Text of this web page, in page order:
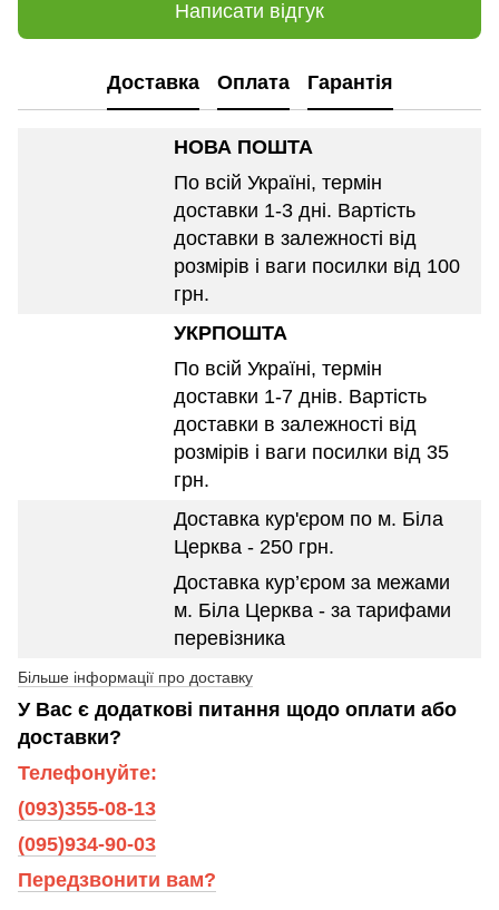
Написати відгук
Доставка Оплата Гарантія
НОВА ПОШТА
По всій Україні, термін
доставки 1-3 дні. Вартість
доставки в залежності від
розмірів і ваги посилки від 100
грн.
УКРПОШТА
По всій Україні, термін
доставки 1-7 днів. Вартість
доставки в залежності від
розмірів і ваги посилки від 35
грн.
Доставка кур'єром по м. Біла
Церква - 250 грн.
Доставка кур’єром за межами
м. Біла Церква - за тарифами
перевізника
Більше інформації про доставку
У Вас є додаткові питання щодо оплати або
доставки?
Телефонуйте:
(093)355-08-13
(095)934-90-03
Передзвонити вам?